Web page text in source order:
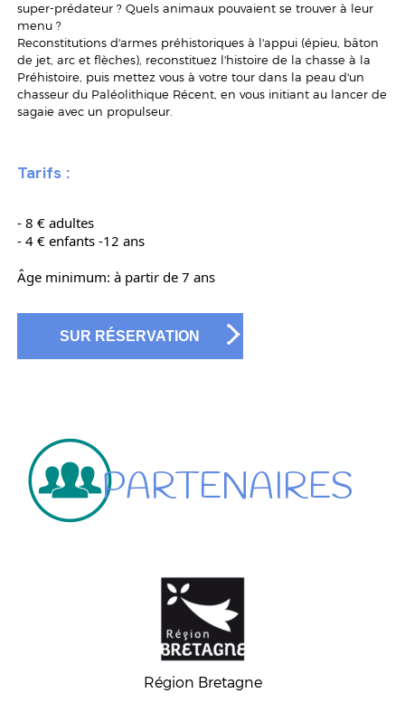
super-prédateur ? Quels animaux pouvaient se trouver à leur
menu ?
Reconstitutions d'armes préhistoriques à l'appui (épieu, bâton
de jet, arc et flèches), reconstituez l'histoire de la chasse à la
Préhistoire, puis mettez vous à votre tour dans la peau d'un
chasseur du Paléolithique Récent, en vous initiant au lancer de
sagaie avec un propulseur.
Tarifs :
- 8 € adultes
- 4 € enfants -12 ans
Âge minimum: à partir de 7 ans
SUR RÉSERVATION
PARTENAIRES
Région Bretagne